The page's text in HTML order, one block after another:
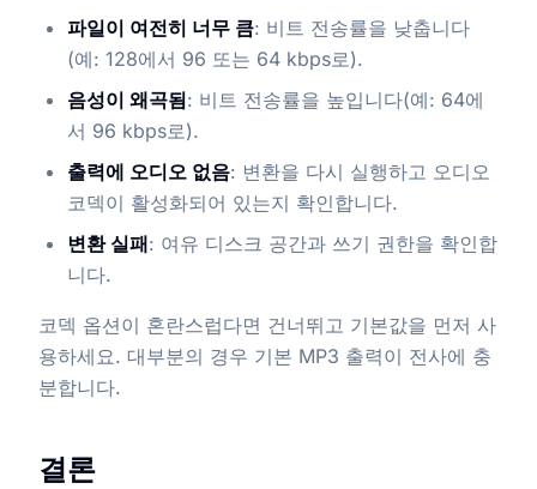
파일이 여전히 너무 큼: 비트 전송률을 낮춥니다
(예: 128에서 96 또는 64 kbps로).
음성이 왜곡됨: 비트 전송률을 높입니다(예: 64에
서 96 kbps로).
출력에 오디오 없음: 변환을 다시 실행하고 오디오
코덱이 활성화되어 있는지 확인합니다.
변환 실패: 여유 디스크 공간과 쓰기 권한을 확인합
니다.
코덱 옵션이 혼란스럽다면 건너뛰고 기본값을 먼저 사
용하세요. 대부분의 경우 기본 MP3 출력이 전사에 충
분합니다.
결론